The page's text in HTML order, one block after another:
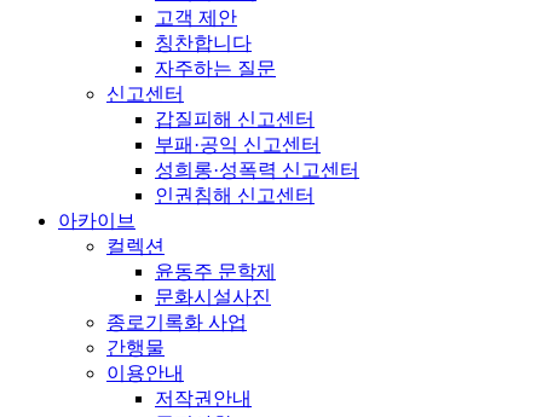
고객 제안
칭찬합니다
자주하는 질문
신고센터
갑질피해 신고센터
부패·공익 신고센터
성희롱·성폭력 신고센터
인권침해 신고센터
아카이브
컬렉션
윤동주 문학제
문화시설사진
종로기록화 사업
간행물
이용안내
저작권안내